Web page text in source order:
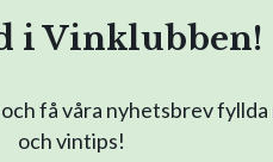
i Vinklubben!
få våra nyhetsbrev
och vintips!